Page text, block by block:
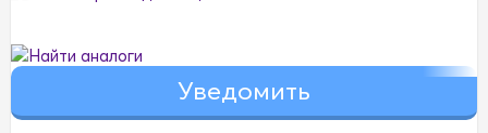
Найти аналоги